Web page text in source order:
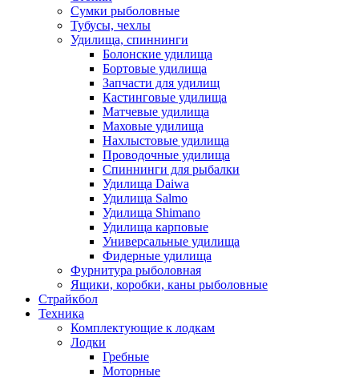
Сумки рыболовные
Тубусы, чехлы
Удилища, спиннинги
Болонские удилища
Бортовые удилища
Запчасти для удилищ
Кастинговые удилища
Матчевые удилища
Маховые удилища
Нахлыстовые удилища
Проводочные удилища
Спиннинги для рыбалки
Удилища Daiwa
Удилища Salmo
Удилища Shimano
Удилища карповые
Универсальные удилища
Фидерные удилища
Фурнитура рыболовная
Ящики, коробки, каны рыболовные
Страйкбол
Техника
Комплектующие к лодкам
Лодки
Гребные
Моторные